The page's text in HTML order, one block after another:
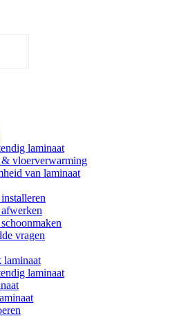
laminaat
vloerverwarming
van laminaat
vragen
laminaat
laminaat